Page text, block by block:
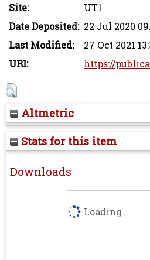
Site:
UT1
Date Deposited: 22 Jul 2020
Last Modified:
27 Oct 2021
URI:
https://
Altmetric
Stats for this item
Downloads
Loading...